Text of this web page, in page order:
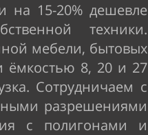
на 15-20% дешевле
техники.
мебели, бытовых
ёмкостью 8, 20 и 27
Сотрудничаем с
разрешениями
с полигонами и